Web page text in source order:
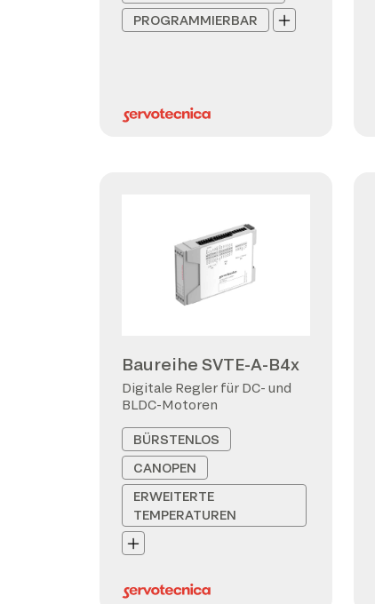
PROGRAMMIERBAR
Baureihe SVTE-A-B4x
Digitale Regler für DC- und
BLDC-Motoren
BÜRSTENLOS
CANOPEN
ERWEITERTE
TEMPERATUREN